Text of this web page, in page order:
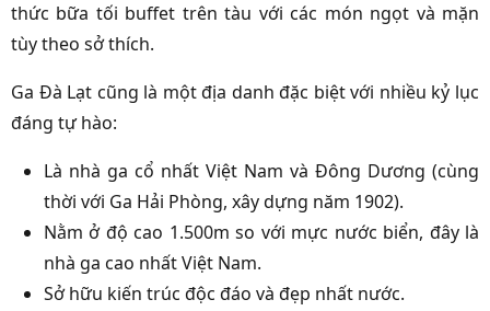
thức bữa tối buffet trên tàu với các món ngọt và mặn
tùy theo sở thích.
Ga Đà Lạt cũng là một địa danh đặc biệt với nhiều kỷ lục
đáng tự hào:
Là nhà ga cổ nhất Việt Nam và Đông Dương (cùng
thời với Ga Hải Phòng, xây dựng năm 1902).
Nằm ở độ cao 1.500m so với mực nước biển, đây là
nhà ga cao nhất Việt Nam.
Sở hữu kiến trúc độc đáo và đẹp nhất nước.